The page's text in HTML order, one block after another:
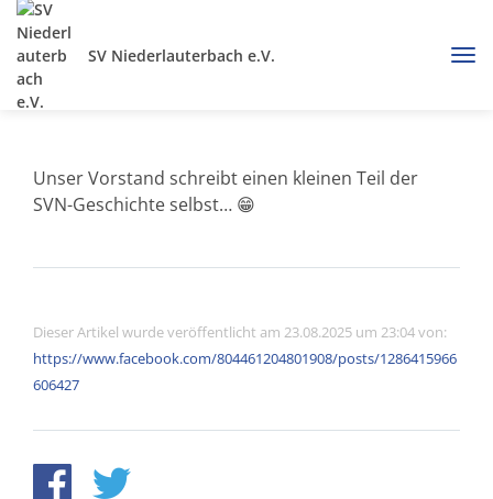
SV Niederlauterbach e.V.
Unser Vorstand schreibt einen kleinen Teil der
SVN-Geschichte selbst… 😁
Dieser Artikel wurde veröffentlicht am 23.08.2025 um 23:04 von:
https://www.facebook.com/804461204801908/posts/1286415966
606427